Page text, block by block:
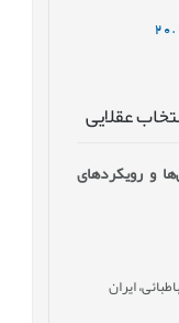
عقلایی
و رویکردهای
ایران